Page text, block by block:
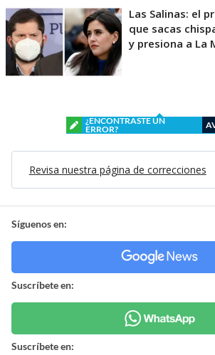
Las Salinas: el
que sacas
y presiona a La
¿ENCONTRASTE UN
ERROR?
Revisa nuestra página de correcciones
Síguenos en:
Suscríbete en:
Suscríbete en: